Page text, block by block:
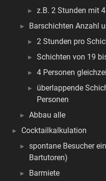
z.B. 2 Stunden mit
Barschichten Anzahl
2 Stunden pro
Schichten von 19
4 Personen
überlappende
Personen
Abbau alle
Cocktailkalkulation
spontane Besucher
Bartutoren)
Barmiete